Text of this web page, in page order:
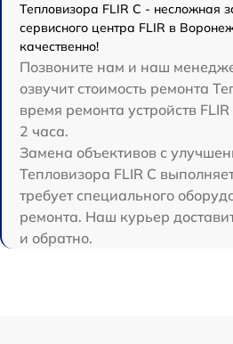
Тепловизора FLIR C - несложная
сервисного центра FLIR в
качественно!
Позвоните нам и наш
озвучит стоимость ремонта
время ремонта устройств
2 часа.
Замена объективов с
Тепловизора FLIR C
требует специального
ремонта. Наш курьер
и обратно.